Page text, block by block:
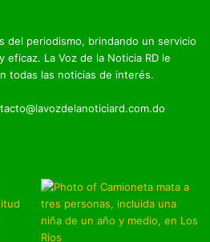
del periodismo, brindando un servicio
eficaz. La Voz de la Noticia RD le
todas las noticias de interés.